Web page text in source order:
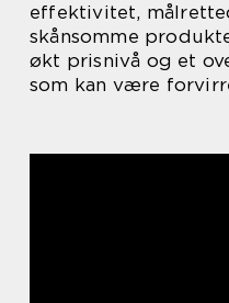
effektivitet,
skånsomme
økt prisnivå og et
som kan være